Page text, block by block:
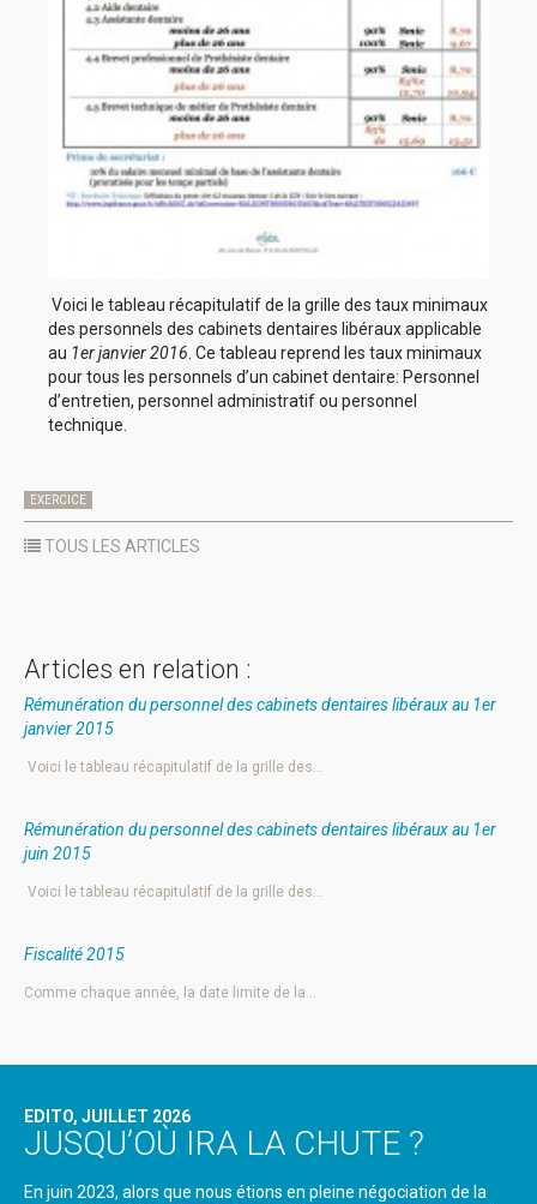
Voici le tableau récapitulatif de la grille des taux minimaux
des personnels des cabinets dentaires libéraux applicable
au 1er janvier2016. Ce tableau reprend les taux minimaux
pour tous les personnels d’un cabinet dentaire: Personnel
d’entretien, personnel administratif ou personnel
technique.
EXERCICE
TOUS LES ARTICLES
Articles en relation :
Rémunération du personnel des cabinets dentaires libéraux au 1er
janvier 2015
Voici le tableau récapitulatif de la grille des…
Rémunération du personnel des cabinets dentaires libéraux au 1er
juin 2015
Voici le tableau récapitulatif de la grille des…
Fiscalité 2015
Comme chaque année, la date limite de la…
EDITO, JUILLET 2026
JUSQU’OÙ IRA LA CHUTE ?
En juin 2023, alors que nous étions en pleine négociation de la